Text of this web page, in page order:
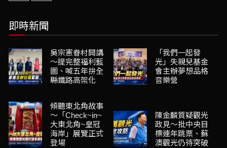
即時新聞
吳宗憲眷村開講
～提完整福利藍
圖、喊五年拚全
縣鐵路高架化
「我們一起發
光」失親兒基金
會主辦夢想品格
音樂營
傾聽東北角故事
～「Check~in~
大東北角~皇冠
海岸」展覽正式
登場
陳金麟質疑觀光
政見～批中央目
標連年跳票、蘇
澳觀光仍待突破